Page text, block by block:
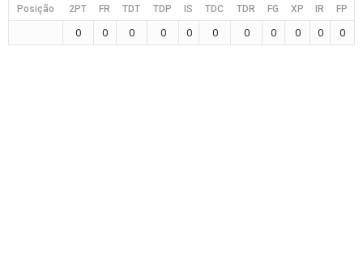
Posição 2PT FR TDT TDP IS TDC TDR FG XP IR FP
0 0 0 0 0 0 0 0 0 0 0